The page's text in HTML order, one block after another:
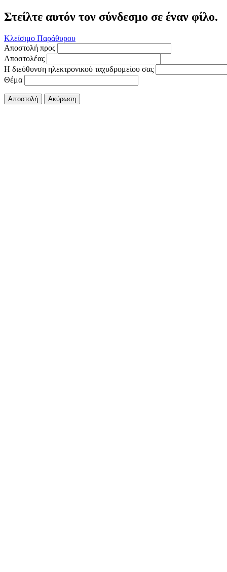
Στείλτε αυτόν τον σύνδεσμο σε έναν φίλο.
Κλείσιμο Παράθυρου
Αποστολή προς
Αποστολέας
Η διεύθυνση ηλεκτρονικού ταχυδρομείου σας
Θέμα
Αποστολή Ακύρωση